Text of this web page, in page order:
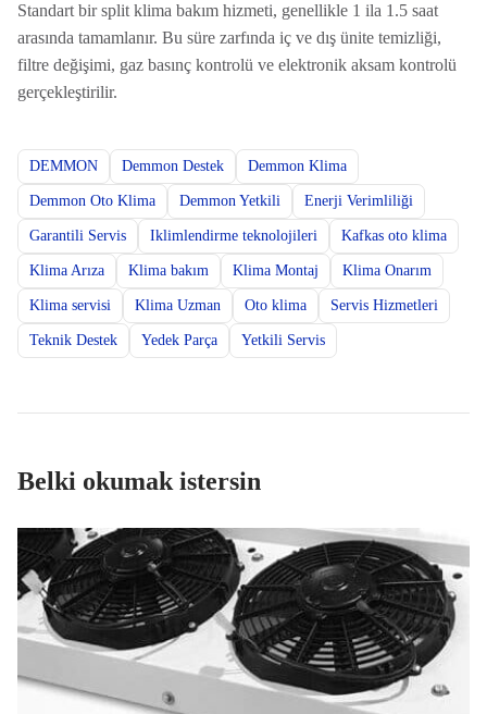
Standart bir split klima bakım hizmeti, genellikle 1 ila 1.5 saat
arasında tamamlanır. Bu süre zarfında iç ve dış ünite temizliği,
filtre değişimi, gaz basınç kontrolü ve elektronik aksam kontrolü
gerçekleştirilir.
DEMMON Demmon Destek Demmon Klima
Demmon Oto Klima Demmon Yetkili Enerji Verimliliği
Garantili Servis Iklimlendirme teknolojileri Kafkas oto klima
Klima Arıza Klima bakım Klima Montaj Klima Onarım
Klima servisi Klima Uzman Oto klima Servis Hizmetleri
Teknik Destek Yedek Parça Yetkili Servis
Belki okumak istersin